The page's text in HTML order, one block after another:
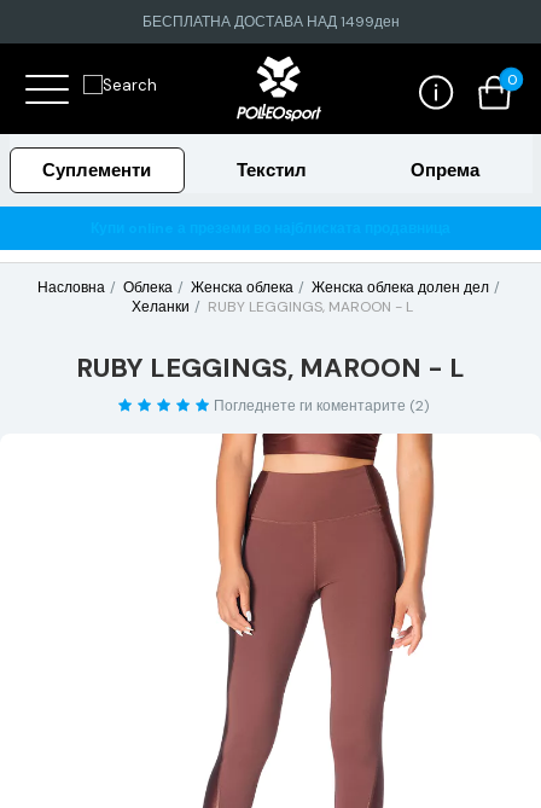
БЕСПЛАТНА ДОСТАВА НАД 1499ден
0
Суплементи Текстил Опрема
Насловна Облека Женска облека
Женска облека долен дел
Хеланки
RUBY LEGGINGS, MAROON - L
RUBY LEGGINGS, MAROON - L
Погледнете ги коментарите (2)